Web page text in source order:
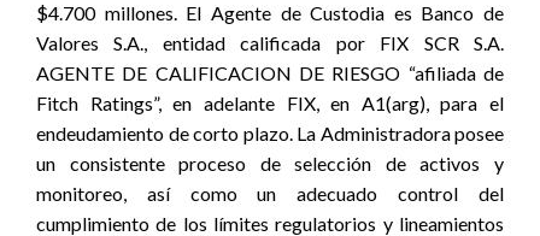
$4.700 millones. El Agente de Custodia es Banco de
Valores S.A., entidad calificada por FIX SCR S.A.
AGENTE DE CALIFICACION DE RIESGO “afiliada de
Fitch Ratings”, en adelante FIX, en A1(arg), para el
endeudamiento de corto plazo. La Administradora posee
un consistente proceso de selección de activos y
monitoreo, así como un adecuado control del
cumplimiento de los límites regulatorios y lineamientos